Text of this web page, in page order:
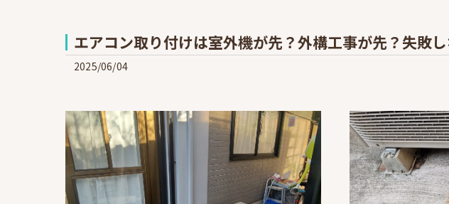
エアコン取り付けは室外機が先？外構工事が先？失敗
2025/06/04